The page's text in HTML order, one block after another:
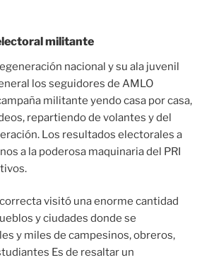
militante
nacional y su ala juvenil
los seguidores de AMLO
militante yendo casa por casa,
repartiendo de volantes y del
Los resultados electorales a
a la poderosa maquinaria del PRI
visitó una enorme cantidad
y ciudades donde se
y miles de campesinos, obreros,
Es de resaltar un